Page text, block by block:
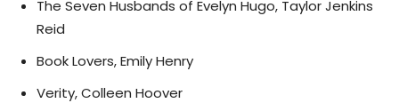
The Seven Husbands of Evelyn Hugo, Taylor Jenkins
Reid
Book Lovers, Emily Henry
Verity, Colleen Hoover